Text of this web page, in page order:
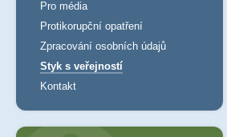
Pro média
Protikorupční opatření
Zpracování osobních údajů
Styk s veřejností
Kontakt